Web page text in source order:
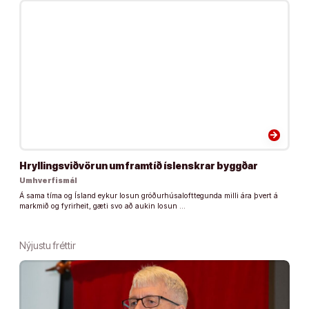
arrow_forward
Hryllingsviðvörun um framtíð íslenskrar byggðar
Umhverfismál
Á sama tíma og Ísland eykur losun gróðurhúsalofttegunda milli ára þvert á
markmið og fyrirheit, gæti svo að aukin losun …
Nýjustu fréttir